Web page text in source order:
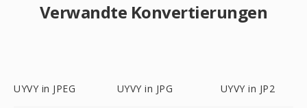
Verwandte Konvertierungen
UYVY in JPEG UYVY in JPG UYVY in JP2